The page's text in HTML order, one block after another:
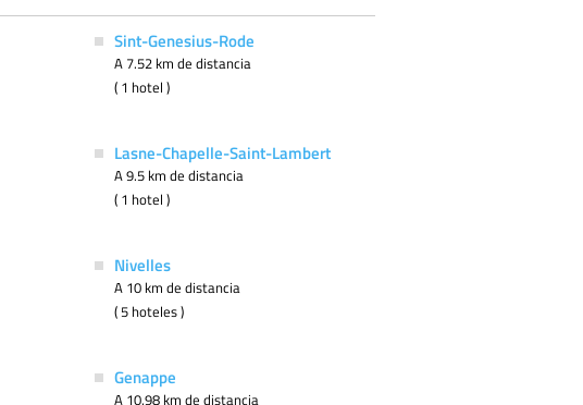
Sint-Genesius-Rode
A 7.52 km de distancia
( 1 hotel )
Lasne-Chapelle-Saint-Lambert
A 9.5 km de distancia
( 1 hotel )
Nivelles
A 10 km de distancia
( 5 hoteles )
Genappe
A 10.98 km de distancia